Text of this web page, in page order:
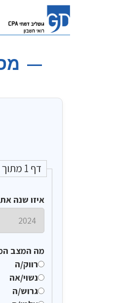
דף 1 מתוך 4
איזו שנה
מה המצב
רווק/ה
נשוי/אה
גרוש/ה